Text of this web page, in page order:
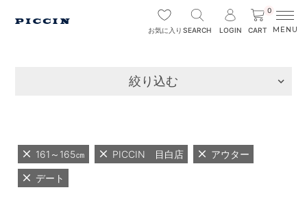
お気に入り SEARCH LOGIN
0
CART
絞り込む
161～165㎝ PICCIN 目白店 アウター
デート